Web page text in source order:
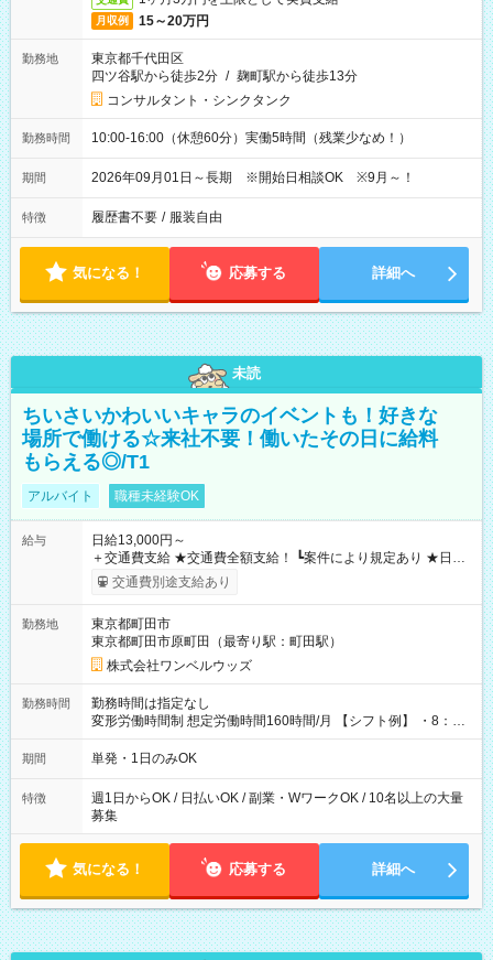
月収例 15～20万円
勤務地
東京都千代田区
四ツ谷駅から徒歩2分 / 麹町駅から徒歩13分
コンサルタント・シンクタンク
勤務時間 10:00-16:00（休憩60分）実働5時間（残業少なめ！）
期間 2026年09月01日～長期 ※開始日相談OK ※9月～！
特徴 履歴書不要 / 服装自由
気になる！ 応募する 詳細へ
未読
ちいさいかわいいキャラのイベントも！好きな
場所で働ける☆来社不要！働いたその日に給料
もらえる◎/T1
アルバイト 職種未経験OK
給与
日給13,000円～
＋交通費支給 ★交通費全額支給！ ┗案件により規定あり ★日払
いOK！（規定あり） ┗働いたその日に現金GET♪ お仕事後はコ
ンビニATMから 日払い分を引き落とせます！ 【試用期間】試
交通費別途支給あり
勤務地
東京都町田市
東京都町田市原町田（最寄り駅：町田駅）
株式会社ワンベルウッズ
勤務時間
勤務時間は指定なし
変形労働時間制 想定労働時間160時間/月 【シフト例】 ・8：00
～21：00
期間 単発・1日のみOK
特徴
週1日からOK / 日払いOK / 副業・WワークOK / 10名以上の大量
募集
気になる！ 応募する 詳細へ